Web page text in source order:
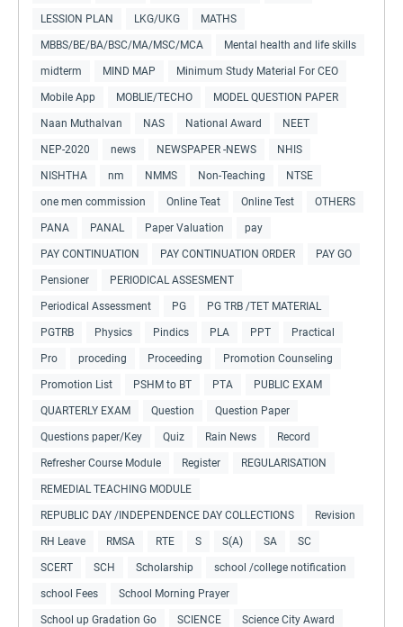
LESSION PLAN LKG/UKG MATHS
MBBS/BE/BA/BSC/MA/MSC/MCA Mental health and life skills
midterm MIND MAP Minimum Study Material For CEO
Mobile App MOBLIE/TECHO MODEL QUESTION PAPER
Naan Muthalvan NAS National Award NEET
NEP-2020 news NEWSPAPER -NEWS NHIS
NISHTHA nm NMMS Non-Teaching NTSE
one men commission Online Teat Online Test OTHERS
PANA PANAL Paper Valuation pay
PAY CONTINUATION PAY CONTINUATION ORDER PAY GO
Pensioner PERIODICAL ASSESMENT
Periodical Assessment PG PG TRB /TET MATERIAL
PGTRB Physics Pindics PLA PPT Practical
Pro proceding Proceeding Promotion Counseling
Promotion List PSHM to BT PTA PUBLIC EXAM
QUARTERLY EXAM Question Question Paper
Questions paper/Key Quiz Rain News Record
Refresher Course Module Register REGULARISATION
REMEDIAL TEACHING MODULE
REPUBLIC DAY /INDEPENDENCE DAY COLLECTIONS Revision
RH Leave RMSA RTE S S(A) SA SC
SCERT SCH Scholarship school /college notification
school Fees School Morning Prayer
School up Gradation Go SCIENCE Science City Award